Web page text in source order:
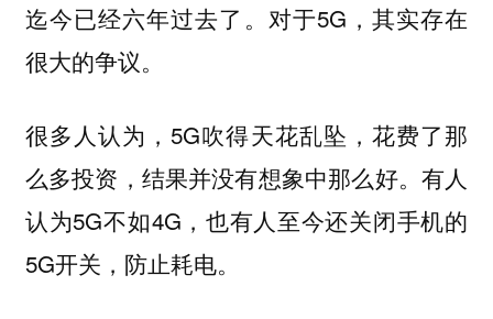
迄今已经六年过去了。对于5G，其实存在
很大的争议。
很多人认为，5G吹得天花乱坠，花费了那
么多投资，结果并没有想象中那么好。有人
认为5G不如4G，也有人至今还关闭手机的
5G开关，防止耗电。